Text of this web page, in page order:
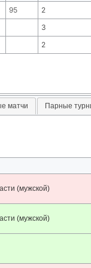
95
2
3
2
матчи Парные
(мужской)
(мужской)